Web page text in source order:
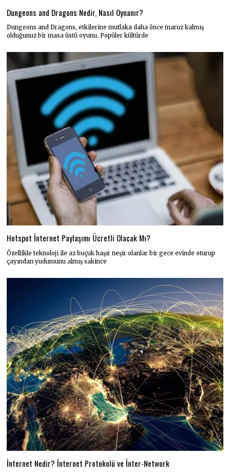
Dungeons and Dragons Nedir, Nasıl Oynanır?
Dungeons and Dragons, etkilerine mutlaka daha önce maruz kalmış
olduğunuz bir masa üstü oyunu. Popüler kültürde
Hotspot İnternet Paylaşımı Ücretli Olacak Mı?
Özellikle teknoloji ile az buçuk haşır neşir olanlar bir gece evinde oturup
çayından yudumunu almış sakince
İnternet Nedir? İnternet Protokolü ve İnter-Network